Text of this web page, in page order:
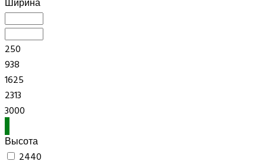
250
938
1625
2313
3000
Высота
2440